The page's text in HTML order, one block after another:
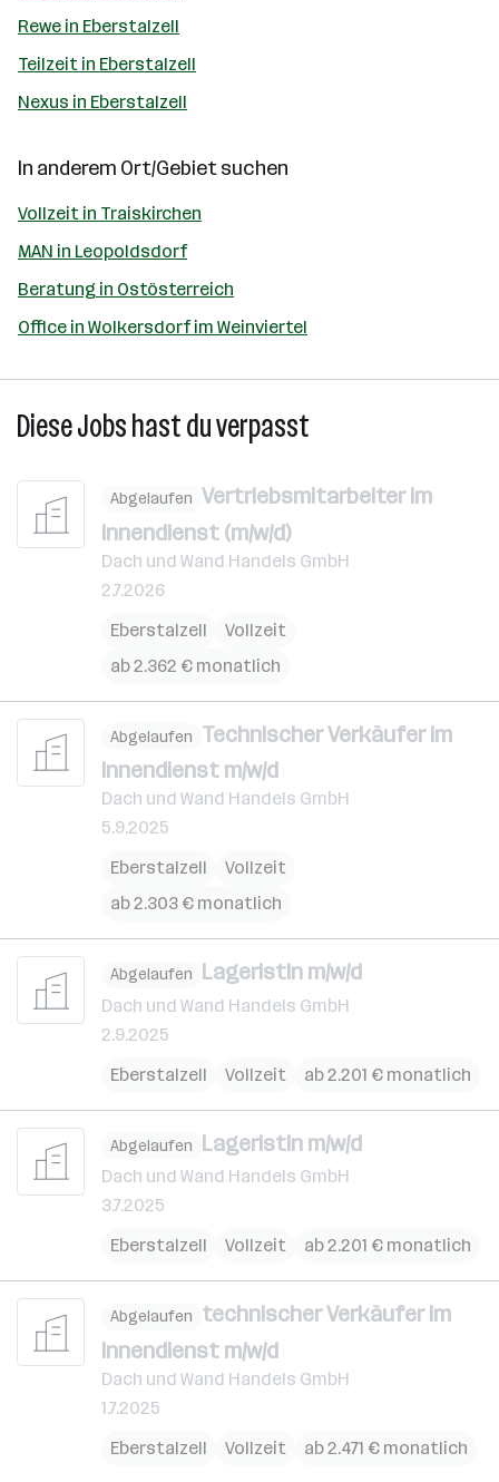
Rewe in Eberstalzell
Teilzeit in Eberstalzell
Nexus in Eberstalzell
In anderem Ort/Gebiet suchen
Vollzeit in Traiskirchen
MAN in Leopoldsdorf
Beratung in Ostösterreich
Office in Wolkersdorf im Weinviertel
Diese Jobs hast du verpasst
Abgelaufen Vertriebsmitarbeiter im
Innendienst (m/w/d)
Dach und Wand Handels GmbH
2.7.2026
Eberstalzell
Vollzeit
ab 2.362 € monatlich
Abgelaufen Technischer Verkäufer im
Innendienst m/w/d
Dach und Wand Handels GmbH
5.9.2025
Eberstalzell
Vollzeit
ab 2.303 € monatlich
Abgelaufen LageristIn m/w/d
Dach und Wand Handels GmbH
2.9.2025
Eberstalzell
Vollzeit ab 2.201 € monatlich
Abgelaufen LageristIn m/w/d
Dach und Wand Handels GmbH
3.7.2025
Eberstalzell
Vollzeit ab 2.201 € monatlich
Abgelaufen technischer Verkäufer im
Innendienst m/w/d
Dach und Wand Handels GmbH
1.7.2025
Eberstalzell
Vollzeit ab 2.471 € monatlich